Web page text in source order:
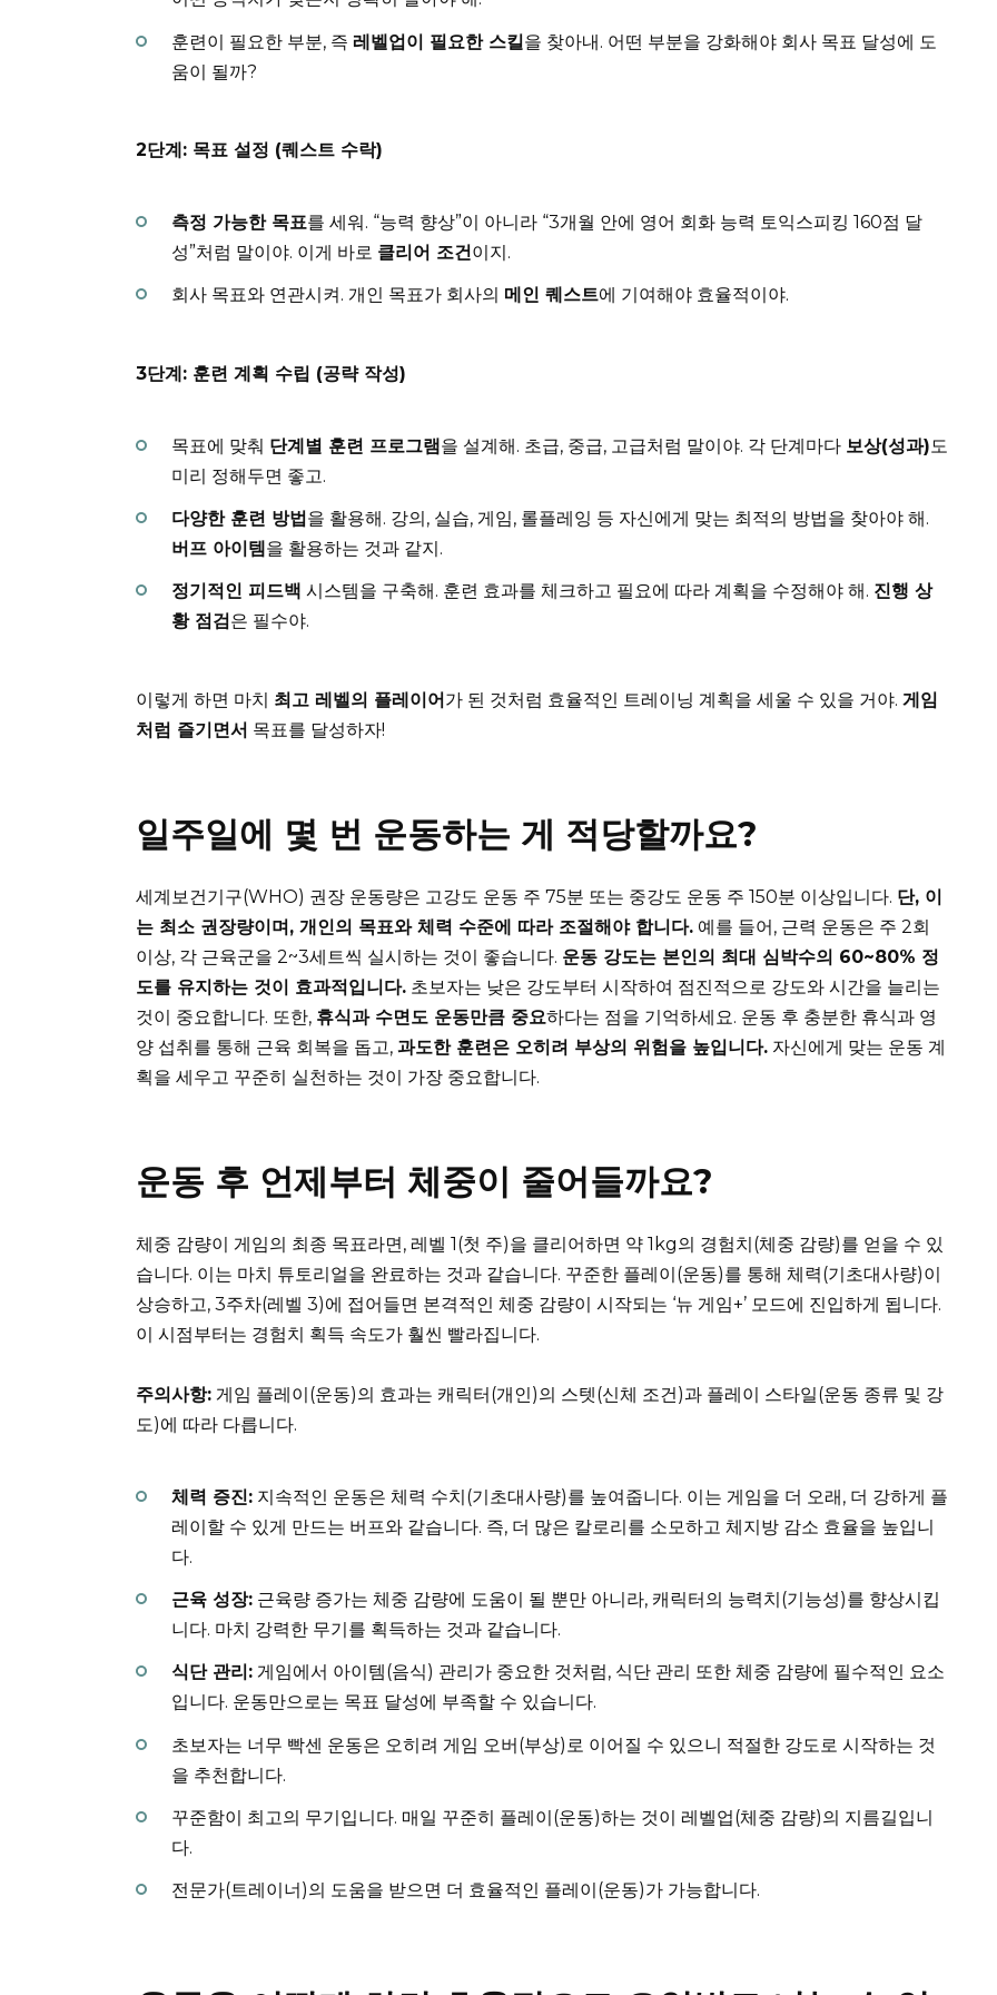
훈련이 필요한 부분, 즉 레벨업이 필요한 스킬을 찾아내. 어떤 부분을 강화해야 회사 목표 달성에 도
움이 될까?
2단계: 목표 설정 (퀘스트 수락)
측정 가능한 목표를 세워. “능력 향상”이 아니라 “3개월 안에 영어 회화 능력 토익스피킹 160점 달
성”처럼 말이야. 이게 바로 클리어 조건이지.
회사 목표와 연관시켜. 개인 목표가 회사의 메인 퀘스트에 기여해야 효율적이야.
3단계: 훈련 계획 수립 (공략 작성)
목표에 맞춰 단계별 훈련 프로그램을 설계해. 초급, 중급, 고급처럼 말이야. 각 단계마다 보상(성과)도
미리 정해두면 좋고.
다양한 훈련 방법을 활용해. 강의, 실습, 게임, 롤플레잉 등 자신에게 맞는 최적의 방법을 찾아야 해.
버프 아이템을 활용하는 것과 같지.
정기적인 피드백 시스템을 구축해. 훈련 효과를 체크하고 필요에 따라 계획을 수정해야 해. 진행 상
황 점검 은 필수야.
이렇게 하면 마치 최고 레벨의 플레이어가 된 것처럼 효율적인 트레이닝 계획을 세울 수 있을 거야. 게임
처럼 즐기면서 목표를 달성하자!
일주일에 몇 번 운동하는 게 적당할까요?
세계보건기구(WHO) 권장 운동량은 고강도 운동 주 75분 또는 중강도 운동 주 150분 이상입니다. 단, 이
는 최소 권장량이며, 개인의 목표와 체력 수준에 따라 조절해야 합니다. 예를 들어, 근력 운동은 주 2회
이상, 각 근육군을 2~3세트씩 실시하는 것이 좋습니다. 운동 강도는 본인의 최대 심박수의 60~80% 정
도를 유지하는 것이 효과적입니다. 초보자는 낮은 강도부터 시작하여 점진적으로 강도와 시간을 늘리는
것이 중요합니다. 또한, 휴식과 수면도 운동만큼 중요하다는 점을 기억하세요. 운동 후 충분한 휴식과 영
양 섭취를 통해 근육 회복을 돕고, 과도한 훈련은 오히려 부상의 위험을 높입니다. 자신에게 맞는 운동 계
획을 세우고 꾸준히 실천하는 것이 가장 중요합니다.
운동 후 언제부터 체중이 줄어들까요?
체중 감량이 게임의 최종 목표라면, 레벨 1(첫 주)을 클리어하면 약 1kg의 경험치(체중 감량)를 얻을 수 있
습니다. 이는 마치 튜토리얼을 완료하는 것과 같습니다. 꾸준한 플레이(운동)를 통해 체력(기초대사량)이
상승하고, 3주차(레벨 3)에 접어들면 본격적인 체중 감량이 시작되는 ‘뉴 게임+’ 모드에 진입하게 됩니다.
이 시점부터는 경험치 획득 속도가 훨씬 빨라집니다.
주의사항: 게임 플레이(운동)의 효과는 캐릭터(개인)의 스텟(신체 조건)과 플레이 스타일(운동 종류 및 강
도)에 따라 다릅니다.
체력 증진: 지속적인 운동은 체력 수치(기초대사량)를 높여줍니다. 이는 게임을 더 오래, 더 강하게 플
레이할 수 있게 만드는 버프와 같습니다. 즉, 더 많은 칼로리를 소모하고 체지방 감소 효율을 높입니
다.
근육 성장: 근육량 증가는 체중 감량에 도움이 될 뿐만 아니라, 캐릭터의 능력치(기능성)를 향상시킵
니다. 마치 강력한 무기를 획득하는 것과 같습니다.
식단 관리: 게임에서 아이템(음식) 관리가 중요한 것처럼, 식단 관리 또한 체중 감량에 필수적인 요소
입니다. 운동만으로는 목표 달성에 부족할 수 있습니다.
초보자는 너무 빡센 운동은 오히려 게임 오버(부상)로 이어질 수 있으니 적절한 강도로 시작하는 것
을 추천합니다.
꾸준함이 최고의 무기입니다. 매일 꾸준히 플레이(운동)하는 것이 레벨업(체중 감량)의 지름길입니
다.
전문가(트레이너)의 도움을 받으면 더 효율적인 플레이(운동)가 가능합니다.